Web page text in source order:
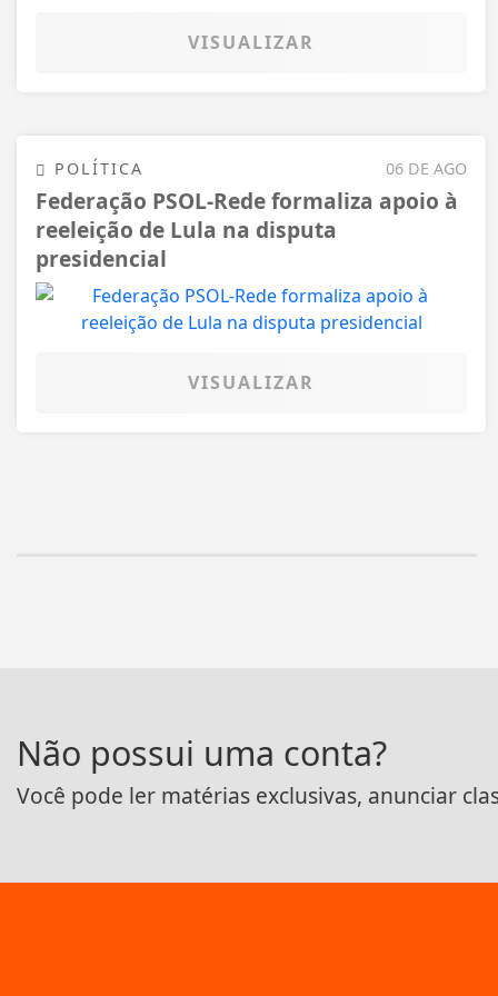
VISUALIZAR
06 DE AGO
POLÍTICA
Federação PSOL-Rede formaliza apoio à
reeleição de Lula na disputa
presidencial
VISUALIZAR
Não possui uma conta?
Você pode ler matérias exclusivas, anunciar